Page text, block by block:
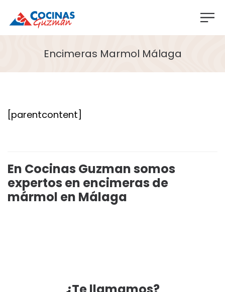
Encimeras Marmol Málaga
[parentcontent]
En Cocinas Guzman somos
expertos en encimeras de
mármol en Málaga